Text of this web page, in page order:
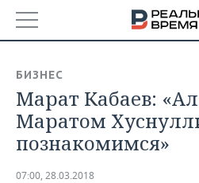
БАШКОРТОСТАН
ТАТАРСТАН
НОВОСТИ
АНАЛИТИКА
БИЗНЕС
Марат Кабаев:
Маратом
познакомимся»
07:00, 28.03.2018